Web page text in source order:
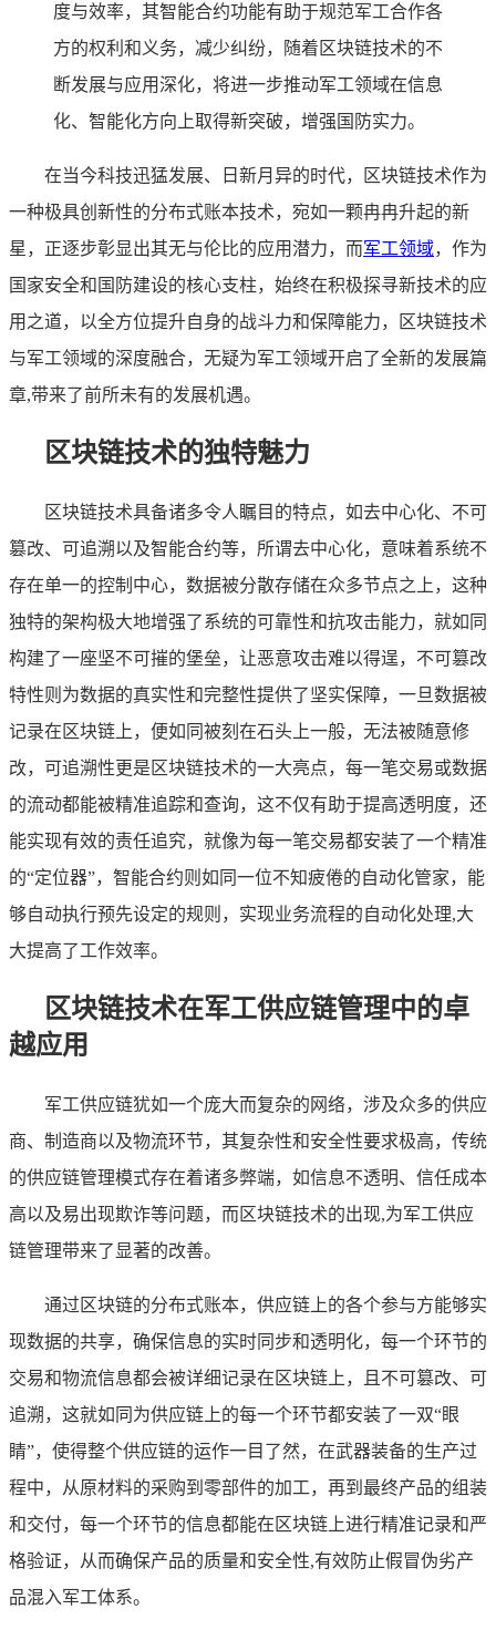
度与效率，其智能合约功能有助于规范军工合作各
方的权利和义务，减少纠纷，随着区块链技术的不
断发展与应用深化，将进一步推动军工领域在信息
化、智能化方向上取得新突破，增强国防实力。
在当今科技迅猛发展、日新月异的时代，区块链技术作为
一种极具创新性的分布式账本技术，宛如一颗冉冉升起的新
星，正逐步彰显出其无与伦比的应用潜力，而军工领域，作为
国家安全和国防建设的核心支柱，始终在积极探寻新技术的应
用之道，以全方位提升自身的战斗力和保障能力，区块链技术
与军工领域的深度融合，无疑为军工领域开启了全新的发展篇
章,带来了前所未有的发展机遇。
区块链技术的独特魅力
区块链技术具备诸多令人瞩目的特点，如去中心化、不可
篡改、可追溯以及智能合约等，所谓去中心化，意味着系统不
存在单一的控制中心，数据被分散存储在众多节点之上，这种
独特的架构极大地增强了系统的可靠性和抗攻击能力，就如同
构建了一座坚不可摧的堡垒，让恶意攻击难以得逞，不可篡改
特性则为数据的真实性和完整性提供了坚实保障，一旦数据被
记录在区块链上，便如同被刻在石头上一般，无法被随意修
改，可追溯性更是区块链技术的一大亮点，每一笔交易或数据
的流动都能被精准追踪和查询，这不仅有助于提高透明度，还
能实现有效的责任追究，就像为每一笔交易都安装了一个精准
的“定位器”，智能合约则如同一位不知疲倦的自动化管家，能
够自动执行预先设定的规则，实现业务流程的自动化处理,大
大提高了工作效率。
区块链技术在军工供应链管理中的卓
越应用
军工供应链犹如一个庞大而复杂的网络，涉及众多的供应
商、制造商以及物流环节，其复杂性和安全性要求极高，传统
的供应链管理模式存在着诸多弊端，如信息不透明、信任成本
高以及易出现欺诈等问题，而区块链技术的出现,为军工供应
链管理带来了显著的改善。
通过区块链的分布式账本，供应链上的各个参与方能够实
现数据的共享，确保信息的实时同步和透明化，每一个环节的
交易和物流信息都会被详细记录在区块链上，且不可篡改、可
追溯，这就如同为供应链上的每一个环节都安装了一双“眼
睛”，使得整个供应链的运作一目了然，在武器装备的生产过
程中，从原材料的采购到零部件的加工，再到最终产品的组装
和交付，每一个环节的信息都能在区块链上进行精准记录和严
格验证，从而确保产品的质量和安全性,有效防止假冒伪劣产
品混入军工体系。